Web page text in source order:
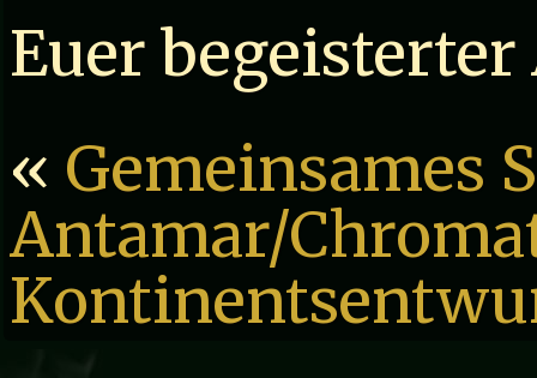
Euer
« Gemeinsames
Antamar/